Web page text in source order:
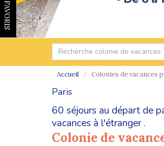
FAVORIS
Accueil Colonies de vacances
Paris
60 séjours au départ de
vacances à l'étranger.
Colonie de